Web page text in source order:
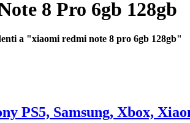
8 Pro 6gb 128gb
a "xiaomi redmi note 8 pro 6gb 128gb"
PS5, Samsung, Xbox,